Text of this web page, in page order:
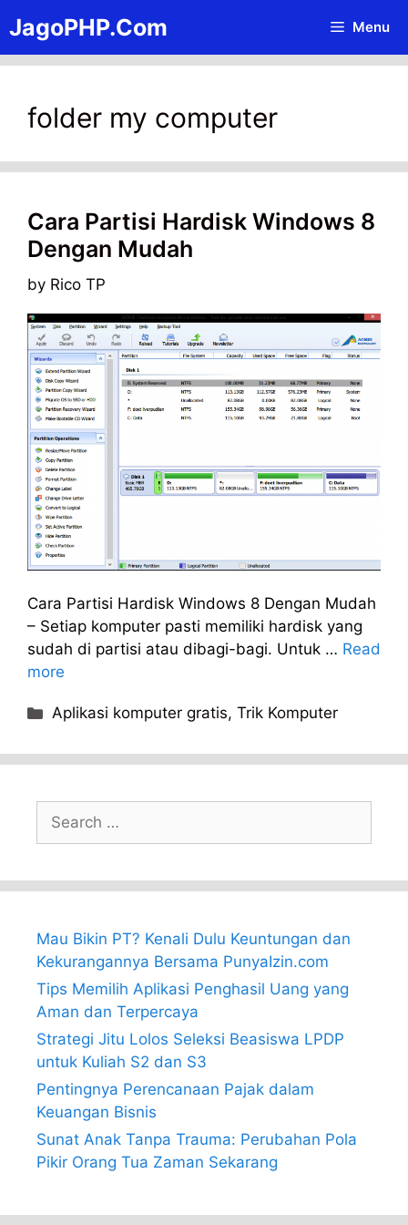
to
content
JagoPHP.Com Menu
folder my computer
Cara Partisi Hardisk Windows 8
Dengan Mudah
by Rico TP
Cara Partisi Hardisk Windows 8 Dengan Mudah
– Setiap komputer pasti memiliki hardisk yang
sudah di partisi atau dibagi-bagi. Untuk … Read
more
Categories
Aplikasi komputer gratis,Trik Komputer
Search
for:
Mau Bikin PT? Kenali Dulu Keuntungan dan
Kekurangannya Bersama PunyaIzin.com
Tips Memilih Aplikasi Penghasil Uang yang
Aman dan Terpercaya
Strategi Jitu Lolos Seleksi Beasiswa LPDP
untuk Kuliah S2 dan S3
Pentingnya Perencanaan Pajak dalam
Keuangan Bisnis
Sunat Anak Tanpa Trauma: Perubahan Pola
Pikir Orang Tua Zaman Sekarang